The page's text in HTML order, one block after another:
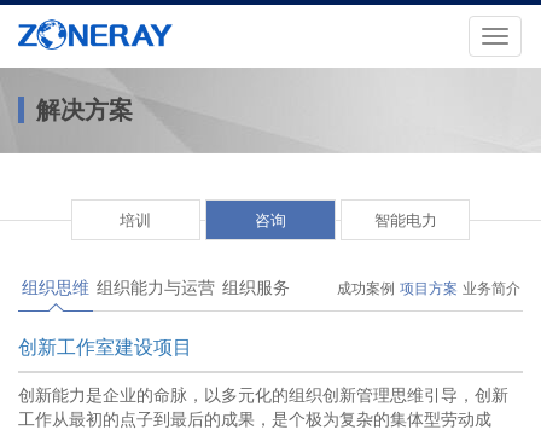
解决方案
培训 咨询 智能电力
组织思维 组织能力与运营 组织服务 业务简介
项目方案
成功案例
创新工作室建设项目
创新能力是企业的命脉，以多元化的组织创新管理思维引导，创新
工作从最初的点子到最后的成果，是个极为复杂的集体型劳动成